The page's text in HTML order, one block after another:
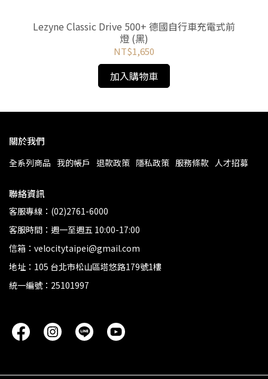
Lezyne Classic Drive 500+ 德國自行車充電式前
燈 (黑)
NT$1,650
加入購物車
關於我們
全系列商品 我的帳戶 退款政策 隱私政策 服務條款 人才招募
聯絡資訊
客服專線：(02)2761-6000
客服時間：週一至週五 10:00-17:00
信箱：velocitytaipei@gmail.com
地址：105 台北市松山區塔悠路179號1樓
統一編號：25101997